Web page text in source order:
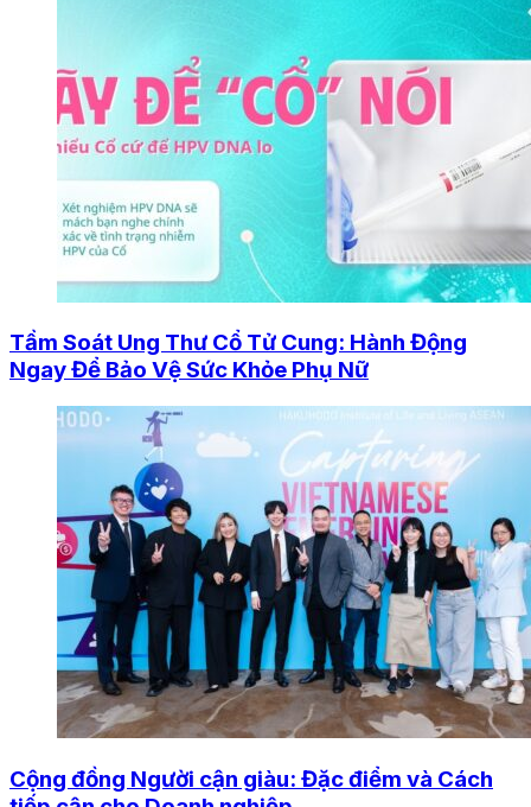
Tầm Soát Ung Thư Cổ Tử Cung: Hành Động
Ngay Để Bảo Vệ Sức Khỏe Phụ Nữ
Cộng đồng Người cận giàu: Đặc điểm và Cách